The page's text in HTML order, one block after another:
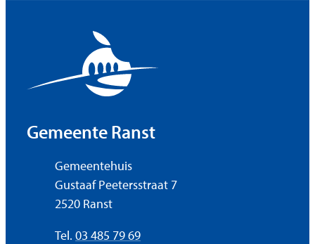
Gemeente Ranst
AdresGemeentehuis
Gustaaf Peetersstraat 7
,2520 Ranst
03 485 79 69